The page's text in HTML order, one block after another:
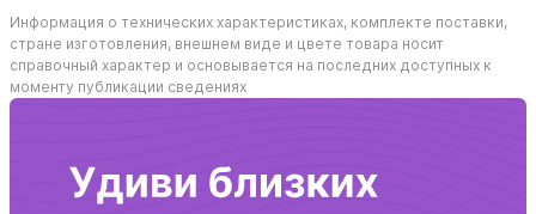
Информация о технических характеристиках, комплекте поставки,
стране изготовления, внешнем виде и цвете товара носит
справочный характер и основывается на последних доступных к
моменту публикации сведениях